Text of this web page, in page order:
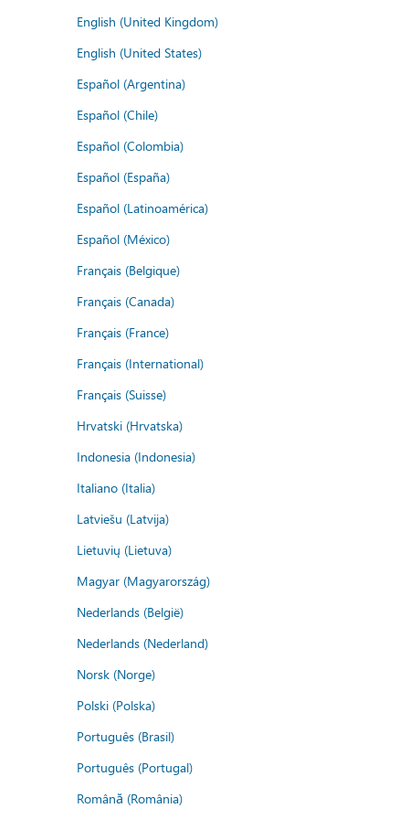
English (United Kingdom)
English (United States)
Español (Argentina)
Español (Chile)
Español (Colombia)
Español (España)
Español (Latinoamérica)
Español (México)
Français (Belgique)
Français (Canada)
Français (France)
Français (International)
Français (Suisse)
Hrvatski (Hrvatska)
Indonesia (Indonesia)
Italiano (Italia)
Latviešu (Latvija)
Lietuvių (Lietuva)
Magyar (Magyarország)
Nederlands (België)
Nederlands (Nederland)
Norsk (Norge)
Polski (Polska)
Português (Brasil)
Português (Portugal)
Română (România)